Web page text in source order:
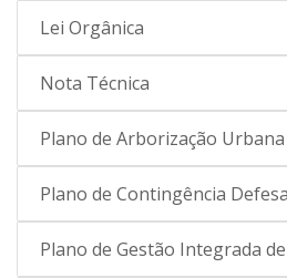
Lei Orgânica
Nota Técnica
Plano de Arborização Urbana
Plano de Contingência
Plano de Gestão Integrada